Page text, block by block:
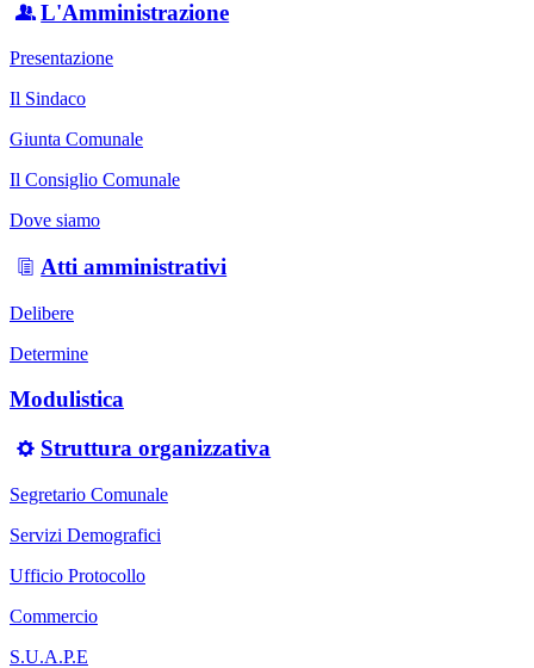
L'Amministrazione
Presentazione
Il Sindaco
Giunta Comunale
Il Consiglio Comunale
Dove siamo
Atti amministrativi
Delibere
Determine
Modulistica
Struttura organizzativa
Segretario Comunale
Servizi Demografici
Ufficio Protocollo
Commercio
S.U.A.P.E